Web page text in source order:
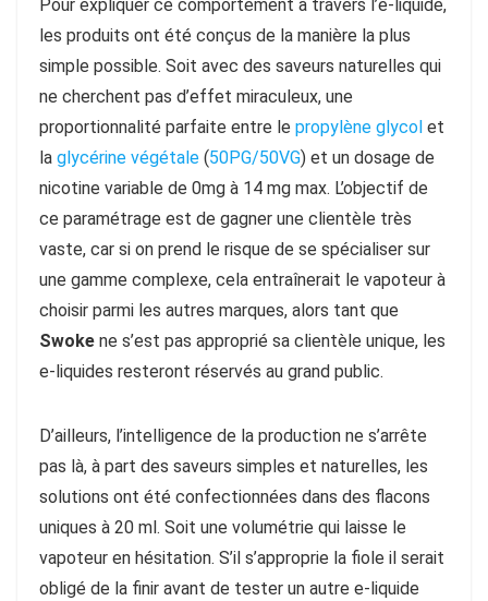
Pour expliquer ce comportement à travers l’e-liquide,
les produits ont été conçus de la manière la plus
simple possible. Soit avec des saveurs naturelles qui
ne cherchent pas d’effet miraculeux, une
proportionnalité parfaite entre le propylène glycol et
la glycérine végétale (50PG/50VG) et un dosage de
nicotine variable de 0mg à 14 mg max. L’objectif de
ce paramétrage est de gagner une clientèle très
vaste, car si on prend le risque de se spécialiser sur
une gamme complexe, cela entraînerait le vapoteur à
choisir parmi les autres marques, alors tant que
Swoke ne s’est pas approprié sa clientèle unique, les
e-liquides resteront réservés au grand public.
D’ailleurs, l’intelligence de la production ne s’arrête
pas là, à part des saveurs simples et naturelles, les
solutions ont été confectionnées dans des flacons
uniques à 20 ml. Soit une volumétrie qui laisse le
vapoteur en hésitation. S’il s’approprie la fiole il serait
obligé de la finir avant de tester un autre e-liquide